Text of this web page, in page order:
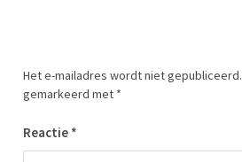
Het e-mailadres wordt niet gepubliceerd.
gemarkeerd met *
Reactie *